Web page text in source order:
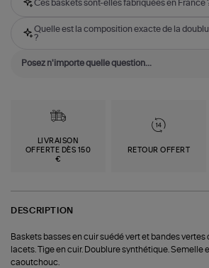
Ces baskets sont-elles fabriquées en France
Quelle est la composition exacte de la
?
LIVRAISON
OFFERTE DÈS 150
€
RETOUR OFFERT
DESCRIPTION
Baskets basses en cuir suédé vert et bandes vertes
lacets. Tige en cuir. Doublure synthétique. Semelle
caoutchouc.